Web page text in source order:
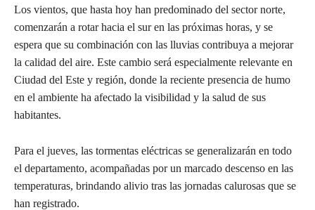
Los vientos, que hasta hoy han predominado del sector norte,
comenzarán a rotar hacia el sur en las próximas horas, y se
espera que su combinación con las lluvias contribuya a mejorar
la calidad del aire. Este cambio será especialmente relevante en
Ciudad del Este y región, donde la reciente presencia de humo
en el ambiente ha afectado la visibilidad y la salud de sus
habitantes.
Para el jueves, las tormentas eléctricas se generalizarán en todo
el departamento, acompañadas por un marcado descenso en las
temperaturas, brindando alivio tras las jornadas calurosas que se
han registrado.